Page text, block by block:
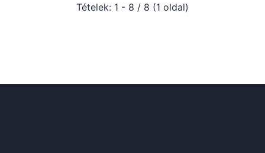
Tételek: 1 - 8 / 8 (1 oldal)